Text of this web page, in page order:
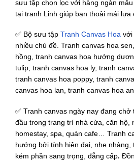
sưu tập chọn lọc với hàng ngàn
tại tranh Linh giúp bạn thoải mái lựa
✅ Bộ sưu tập Tranh Canvas Hoa với
nhiều chủ đề. Tranh canvas hoa
hồng, tranh canvas hoa hướng
tulip, tranh canvas hoa ly, tranh
tranh canvas hoa poppy, tranh
canvas hoa lan, tranh canvas hoa
✅ Tranh canvas ngày nay đang
đầu trong trang trí nhà cửa, căn hộ,
homestay, spa, quán cafe… Tranh
hướng bởi tính hiện đại, nhẹ nhàng,
kém phần sang trọng, đẳng cấp.